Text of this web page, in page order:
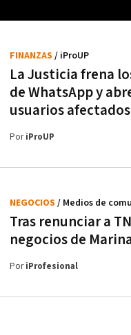
La Justicia frena
de WhatsApp y
usuarios afectados
FINANZAS / iProUP
PoriProUP
Tras renunciar a
negocios de
NEGOCIOS / Medios de
PoriProfesional